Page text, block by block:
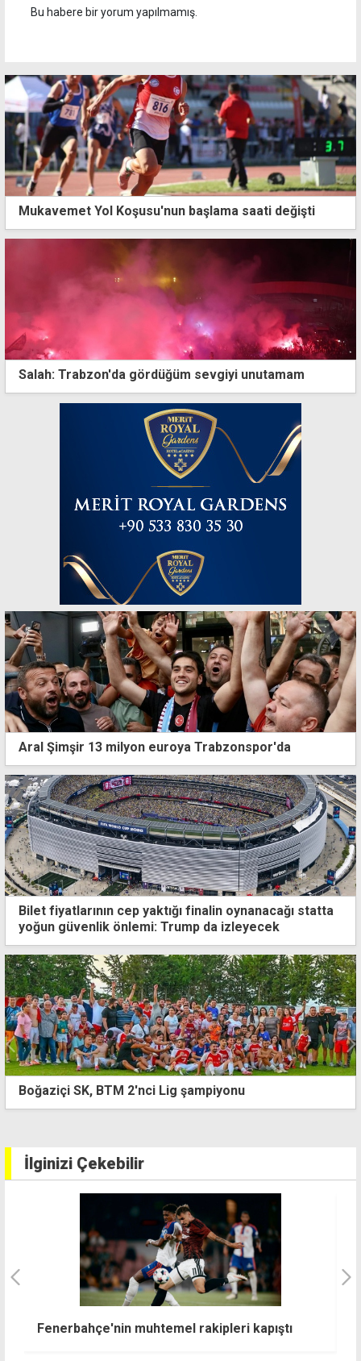
Bu habere bir yorum yapılmamış.
Mukavemet Yol Koşusu'nun başlama saati değişti
Salah: Trabzon'da gördüğüm sevgiyi unutamam
Aral Şimşir 13 milyon euroya Trabzonspor'da
Bilet fiyatlarının cep yaktığı finalin oynanacağı statta
yoğun güvenlik önlemi: Trump da izleyecek
Beşiktaş, Avrupa'da perdeyi açıyor
İlginizi Çekebilir
Fenerbahçe'nin muhtemel rakipleri kapıştı